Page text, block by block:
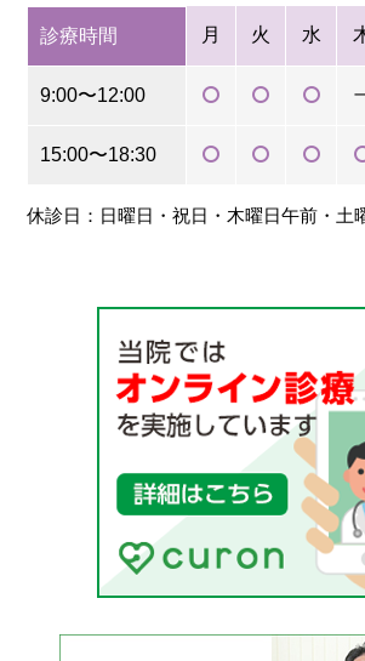
診療時間 月 火 水
9:00〜12:00
15:00〜18:30
休診日：日曜日・祝日・木曜日午前・土